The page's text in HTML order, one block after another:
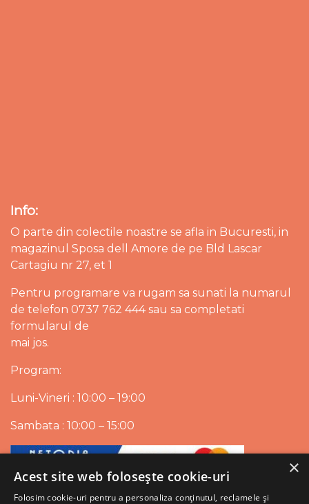
Info:
O parte din colectile noastre se afla in Bucuresti, in
magazinul Sposa dell Amore de pe Bld Lascar
Cartagiu nr 27, et 1
Pentru programare va rugam sa sunati la numarul
de telefon 0737 762 444 sau sa completati
formularul de
mai jos.
Program:
Luni-Vineri : 10:00 – 19:00
Sambata : 10:00 – 15:00
×
Acest site web folosește cookie-uri
Folosim cookie-uri pentru a personaliza conținutul, reclamele și